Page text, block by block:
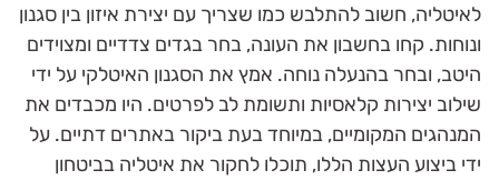
לאיטליה, חשוב להתלבש כמו שצריך עם יצירת איזון בין סגנון
ונוחות. קחו בחשבון את העונה, בחר בגדים צדדיים ומצוידים
היטב, ובחר בהנעלה נוחה. אמץ את הסגנון האיטלקי על ידי
שילוב יצירות קלאסיות ותשומת לב לפרטים. היו מכבדים את
המנהגים המקומיים, במיוחד בעת ביקור באתרים דתיים. על
ידי ביצוע העצות הללו, תוכלו לחקור את איטליה בביטחון